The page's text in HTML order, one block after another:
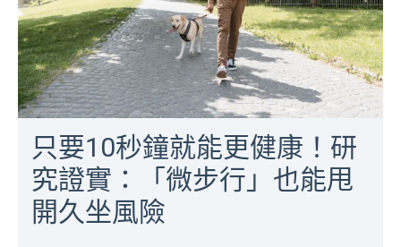
只要10秒鐘就能更健康！研
究證實：「微步行」也能甩
開久坐風險